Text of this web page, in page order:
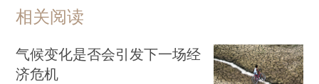
相关阅读
气候变化是否会引发下一场经
济危机